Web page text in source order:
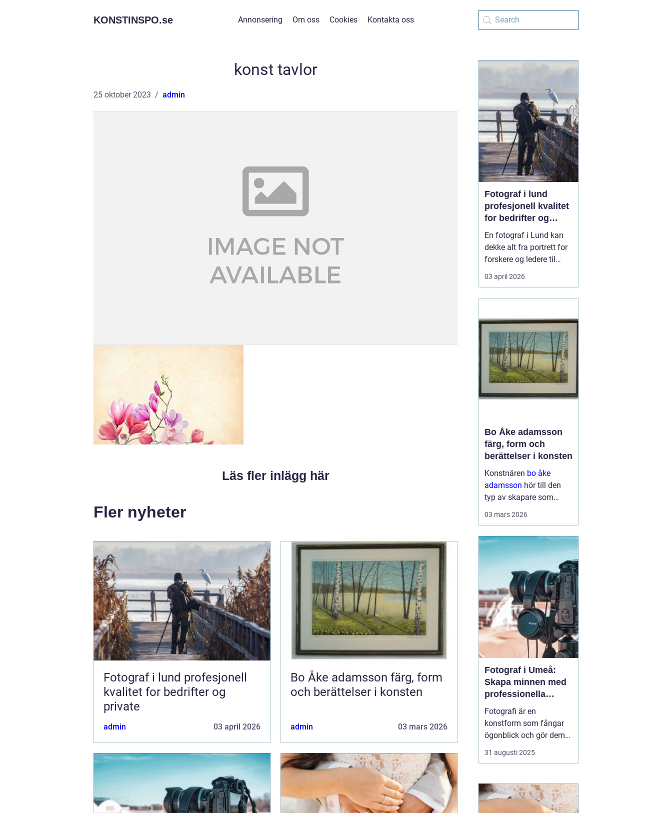
KONSTINSPO.se Annonsering Om oss Cookies Kontakta oss
konst tavlor
25 oktober 2023 admin
Läs fler inlägg här
Fler nyheter
Fotograf i lund profesjonell
kvalitet for bedrifter og
private
admin 03 april 2026
Bo Åke adamsson färg, form
och berättelser i konsten
admin 03 mars 2026
Fotograf i lund
profesjonell kvalitet
for bedrifter og
private
En fotograf i Lund kan
dekke alt fra portrett for
forskere og ledere til
reklamebilder,
kunstfotografi og nære
konfirmasjon når de
hører ordet fotograf, men
i en kunnskapsby som
Lund handler
fotograferi...
03 april 2026
Bo Åke adamsson
färg, form och
berättelser i konsten
Konstnären bo åke
adamsson hör till den
typ av skapare som
stannar du en stund till
börjar motiven berätta
något mer. Hans verk rör
03 mars 2026
Fotograf i Umeå:
Skapa minnen med
professionella
bildkonstnärer
Fotografi är en
konstform som fångar
ögonblick och gör dem
tidlösa. I Umeå, en stad
känd för sin kreativa
omgivningar, finns det
flera fotografer som
arbetar med att föreviga
31 augusti 2025